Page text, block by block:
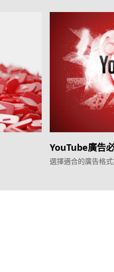
YouTube廣告
選擇適合的廣告格